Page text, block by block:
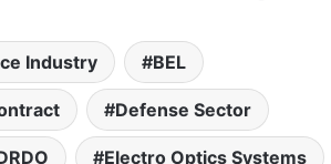
Industry BEL
Defense Sector
Electro Optics Systems